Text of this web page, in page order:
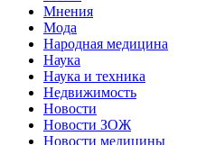
Мнения
Мода
Народная медицина
Наука
Наука и техника
Недвижимость
Новости
Новости ЗОЖ
Новости медицины